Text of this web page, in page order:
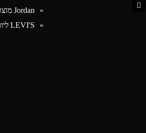
Jordan מוצרי אייר ג'ורדן
LEVI'S ליוויס